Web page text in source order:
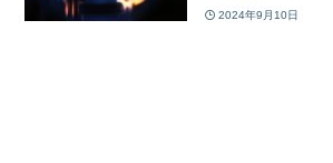
2024年9月10日